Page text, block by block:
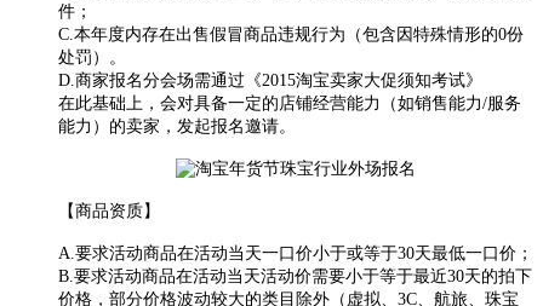
件；
C.本年度内存在出售假冒商品违规行为（包含因特殊情形的0份
处罚）。
D.商家报名分会场需通过《2015淘宝卖家大促须知考试》
在此基础上，会对具备一定的店铺经营能力（如销售能力/服务
能力）的卖家，发起报名邀请。
【商品资质】
A.要求活动商品在活动当天一口价小于或等于30天最低一口价；
B.要求活动商品在活动当天活动价需要小于等于最近30天的拍下
价格，部分价格波动较大的类目除外（虚拟、3C、航旅、珠宝